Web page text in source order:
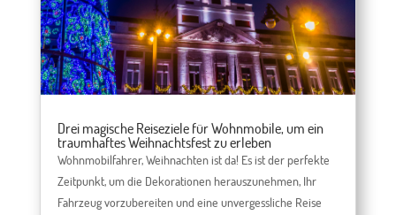
Drei magische Reiseziele für Wohnmobile, um ein
traumhaftes Weihnachtsfest zu erleben
Wohnmobilfahrer, Weihnachten ist da! Es ist der perfekte
Zeitpunkt, um die Dekorationen herauszunehmen, Ihr
Fahrzeug vorzubereiten und eine unvergessliche Reise